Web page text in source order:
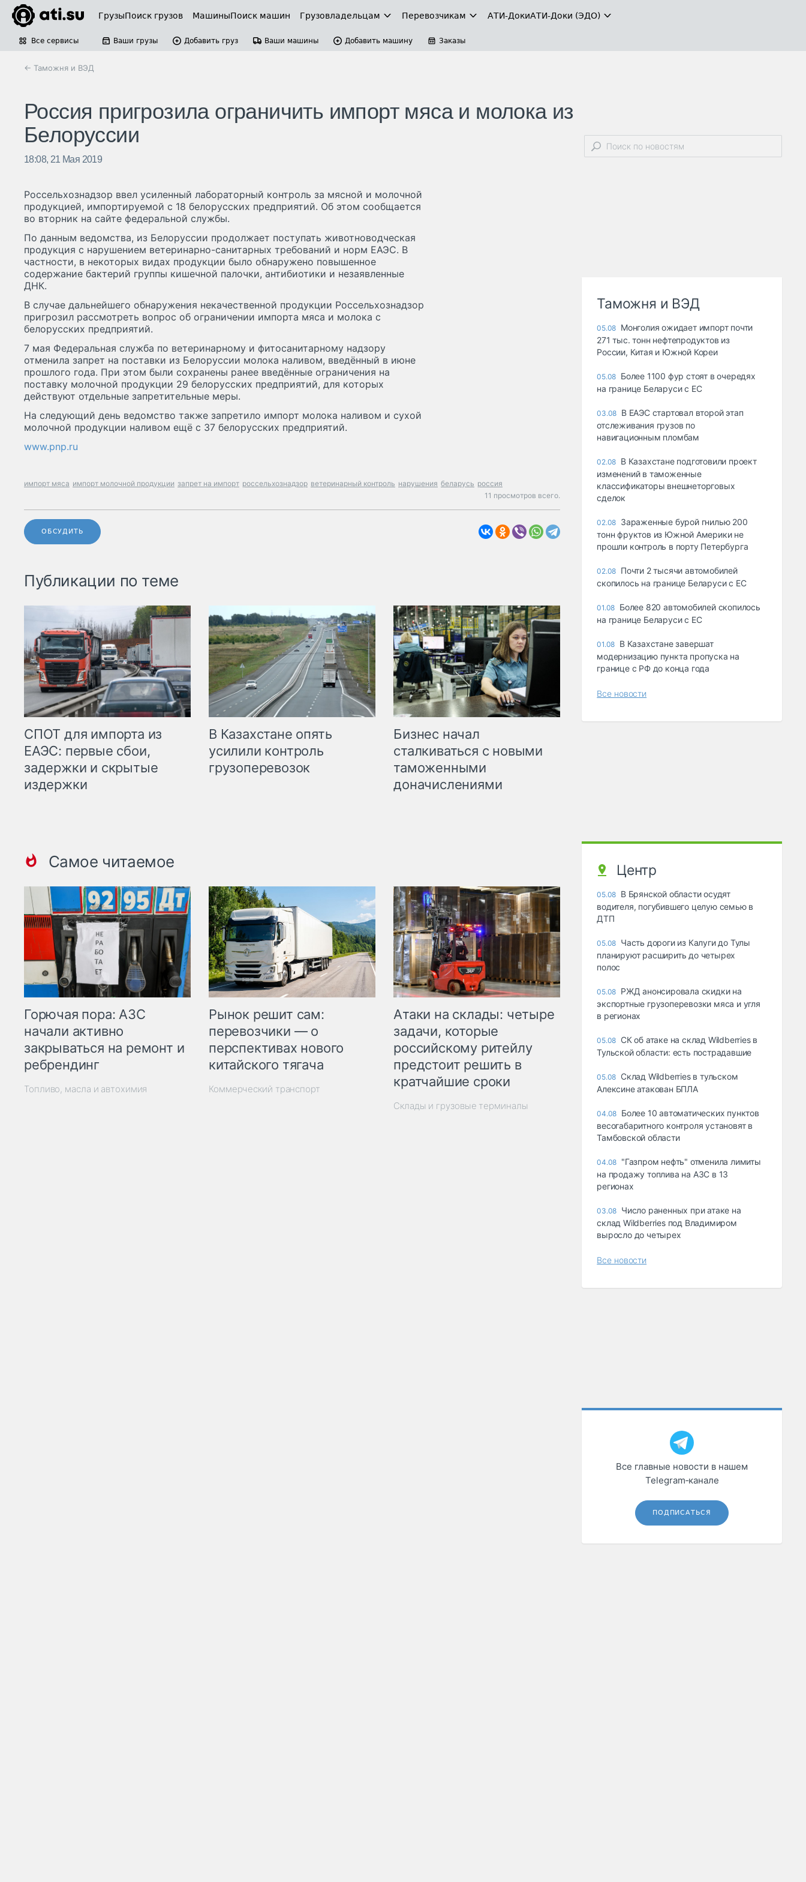
ГрузыПоиск грузов МашиныПоиск машин Грузовладельцам Перевозчикам АТИ-ДокиАТИ-Доки (ЭДО)
Все сервисы Ваши грузы Добавить груз Ваши машины Добавить машину Заказы
← Таможня и ВЭД
Россия пригрозила ограничить импорт мяса и молока из
Белоруссии
18:08, 21 Мая 2019
Россельхознадзор ввел усиленный лабораторный контроль за мясной и молочной
продукцией, импортируемой с 18 белорусских предприятий. Об этом сообщается
во вторник на сайте федеральной службы.
По данным ведомства, из Белоруссии продолжает поступать животноводческая
продукция с нарушением ветеринарно-санитарных требований и норм ЕАЭС. В
частности, в некоторых видах продукции было обнаружено повышенное
содержание бактерий группы кишечной палочки, антибиотики и незаявленные
ДНК.
В случае дальнейшего обнаружения некачественной продукции Россельхознадзор
пригрозил рассмотреть вопрос об ограничении импорта мяса и молока с
белорусских предприятий.
7 мая Федеральная служба по ветеринарному и фитосанитарному надзору
отменила запрет на поставки из Белоруссии молока наливом, введённый в июне
прошлого года. При этом были сохранены ранее введённые ограничения на
поставку молочной продукции 29 белорусских предприятий, для которых
действуют отдельные запретительные меры.
На следующий день ведомство также запретило импорт молока наливом и сухой
молочной продукции наливом ещё с 37 белорусских предприятий.
www.pnp.ru
импорт мяса импорт молочной продукции запрет на импорт россельхознадзор ветеринарный контроль нарушения беларусь россия
11 просмотров всего.
ОБСУДИТЬ
Публикации по теме
СПОТ для импорта из
ЕАЭС: первые сбои,
задержки и скрытые
издержки
В Казахстане опять
усилили контроль
грузоперевозок
Бизнес начал
сталкиваться с новыми
таможенными
доначислениями
Самое читаемое
Горючая пора: АЗС
начали активно
закрываться на ремонт и
ребрендинг
Топливо, масла и автохимия
Рынок решит сам:
перевозчики — о
перспективах нового
китайского тягача
Коммерческий транспорт
Атаки на склады: четыре
задачи, которые
российскому ритейлу
предстоит решить в
кратчайшие сроки
Склады и грузовые терминалы
Таможня и ВЭД
05.08 Монголия ожидает импорт почти
271 тыс. тонн нефтепродуктов из
России, Китая и Южной Кореи
05.08 Более 1100 фур стоят в очередях
на границе Беларуси с ЕС
03.08 В ЕАЭС стартовал второй этап
отслеживания грузов по
навигационным пломбам
02.08 В Казахстане подготовили проект
изменений в таможенные
классификаторы внешнеторговых
сделок
02.08 Зараженные бурой гнилью 200
тонн фруктов из Южной Америки не
прошли контроль в порту Петербурга
02.08 Почти 2 тысячи автомобилей
скопилось на границе Беларуси с ЕС
01.08 Более 820 автомобилей скопилось
на границе Беларуси с ЕС
01.08 В Казахстане завершат
модернизацию пункта пропуска на
границе с РФ до конца года
Все новости
Центр
05.08 В Брянской области осудят
водителя, погубившего целую семью в
ДТП
05.08 Часть дороги из Калуги до Тулы
планируют расширить до четырех
полос
05.08 РЖД анонсировала скидки на
экспортные грузоперевозки мяса и угля
в регионах
05.08 СК об атаке на склад Wildberries в
Тульской области: есть пострадавшие
05.08 Склад Wildberries в тульском
Алексине атакован БПЛА
04.08 Более 10 автоматических пунктов
весогабаритного контроля установят в
Тамбовской области
04.08 "Газпром нефть" отменила лимиты
на продажу топлива на АЗС в 13
регионах
03.08 Число раненных при атаке на
склад Wildberries под Владимиром
выросло до четырех
Все новости
Все главные новости в нашем
Telegram‑канале
ПОДПИСАТЬСЯ